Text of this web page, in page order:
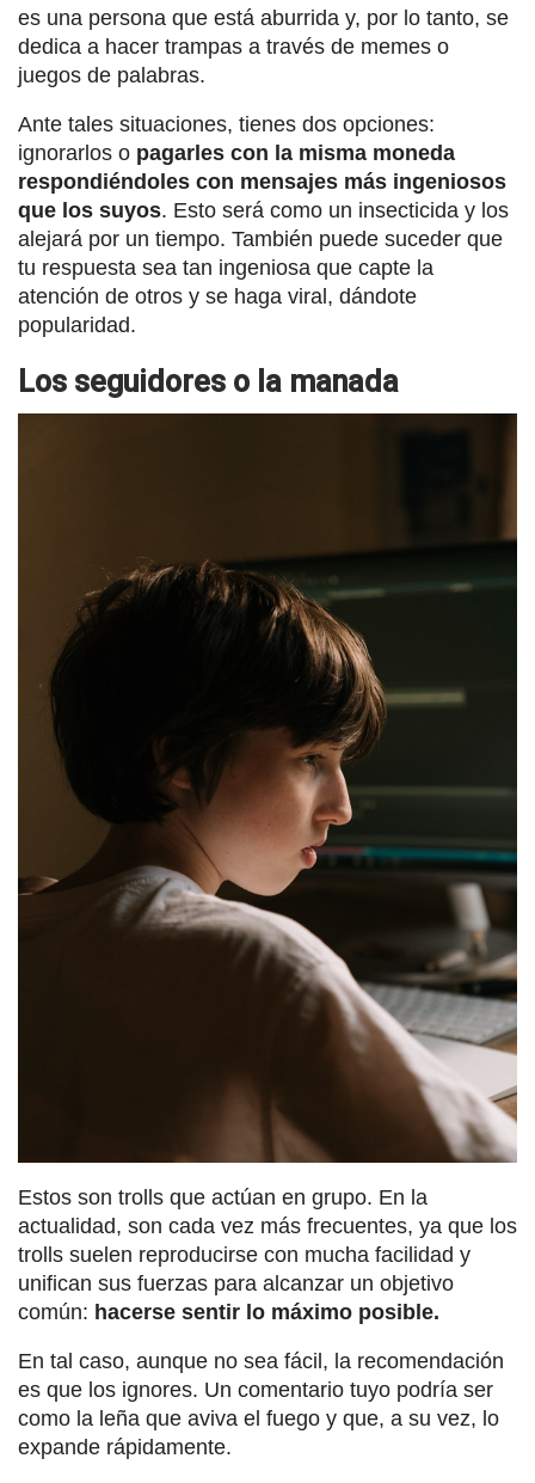
es una persona que está aburrida y, por lo tanto, se
dedica a hacer trampas a través de memes o
juegos de palabras.
Ante tales situaciones, tienes dos opciones:
ignorarlos o pagarles con la misma moneda
respondiéndoles con mensajes más ingeniosos
que los suyos. Esto será como un insecticida y los
alejará por un tiempo. También puede suceder que
tu respuesta sea tan ingeniosa que capte la
atención de otros y se haga viral, dándote
popularidad.
Los seguidores o la manada
Estos son trolls que actúan en grupo. En la
actualidad, son cada vez más frecuentes, ya que los
trolls suelen reproducirse con mucha facilidad y
unifican sus fuerzas para alcanzar un objetivo
común: hacerse sentir lo máximo posible.
En tal caso, aunque no sea fácil, la recomendación
es que los ignores. Un comentario tuyo podría ser
como la leña que aviva el fuego y que, a su vez, lo
expande rápidamente.